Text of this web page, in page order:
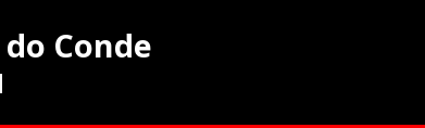
Conde